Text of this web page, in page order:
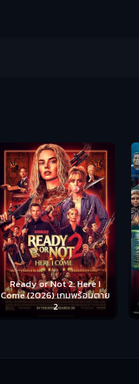
Ready or Not 2: Here I
Come (2026) เกมพร้อมตาย
2